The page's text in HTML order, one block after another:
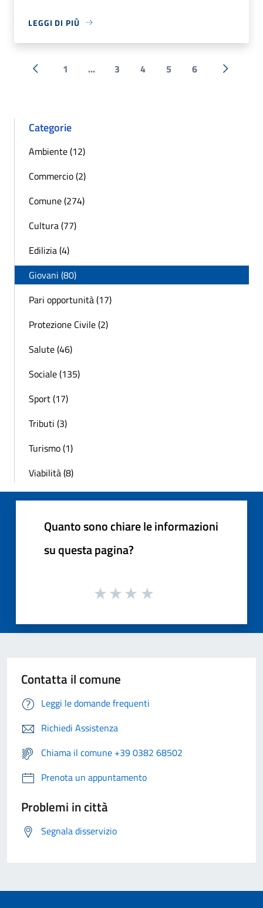
LEGGI DI PIÙ
« Precedente
1 ... 3 4 5 6
Categorie
Ambiente (12)
Commercio (2)
Comune (274)
Cultura (77)
Edilizia (4)
Giovani (80)
Pari opportunità (17)
Protezione Civile (2)
Salute (46)
Sociale (135)
Sport (17)
Tributi (3)
Turismo (1)
Viabilità (8)
Quanto sono chiare le informazioni
su questa pagina?
Contatta il comune
Leggi le domande frequenti
Richiedi Assistenza
Chiama il comune +39 0382 68502
Prenota un appuntamento
Problemi in città
Segnala disservizio